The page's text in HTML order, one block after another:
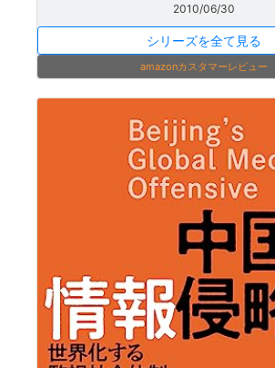
2010/06/30
シリーズを全て見る
amazonカスタマーレビュー